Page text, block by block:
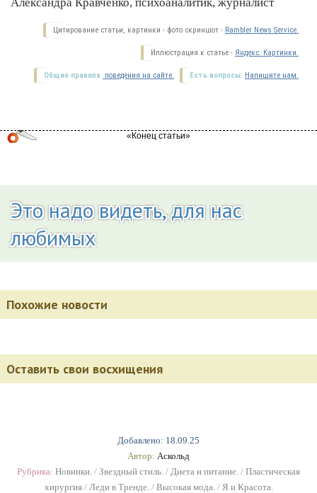
Добавлено: 18.09.25
Автор: Аскольд
Рубрика: Новинки. / Звездный стиль. / Диета и питание. / Пластическая
хирургия/ Леди в Тренде. / Высокая мода. / Я и Красота.
Цитирование статьи, картинки - фото скриншот - Rambler News Service.
Иллюстрация к статье - Яндекс. Картинки.
Есть вопросы. Напишите нам.
Общие правила поведения на сайте.
Это надо видеть, для нас
любимых
Похожие новости
Оставить свои восхищения